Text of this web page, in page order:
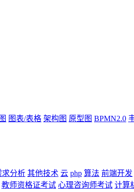
图表/表格 架构图 原型图 BPMN2.0
求分析 其他技术 云 php 算法 前端开发
教师资格证考试 心理咨询师考试 计算